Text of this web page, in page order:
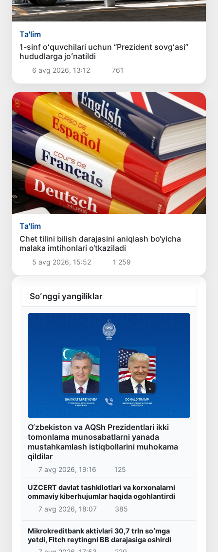
Ta'lim
1-sinf oʻquvchilari uchun “Prezident sovgʻasi”
hududlarga joʻnatildi
6 avg 2026, 13:12 761
Ta'lim
Chet tilini bilish darajasini aniqlash bo‘yicha
malaka imtihonlari o‘tkaziladi
5 avg 2026, 15:52 1 259
Soʻnggi yangiliklar
O‘zbekiston va AQSh Prezidentlari ikki
tomonlama munosabatlarni yanada
mustahkamlash istiqbollarini muhokama
qildilar
7 avg 2026, 19:16 125
UZCERT davlat tashkilotlari va korxonalarni
ommaviy kiberhujumlar haqida ogohlantirdi
7 avg 2026, 18:07
385
Mikrokreditbank aktivlari 30,7 trln soʻmga
yetdi, Fitch reytingni BB darajasiga oshirdi